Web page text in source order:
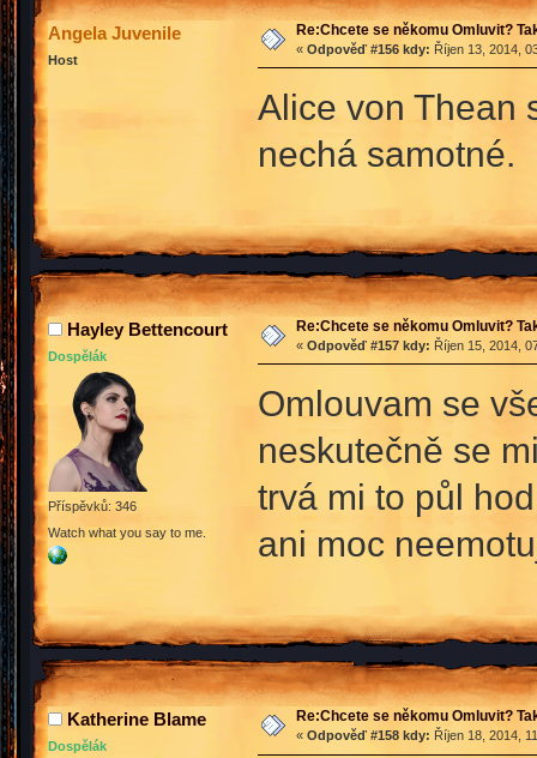
Angela Juvenile
Host
Re:Chcete se někomu Omluvit?
« Odpověď #156 kdy: Říjen 13, 2014,
Alice von Thean
nechá samotné.
Hayley Bettencourt
Dospělák
Příspěvků: 346
Watch what you say to me.
Re:Chcete se někomu Omluvit?
« Odpověď #157 kdy: Říjen 15, 2014,
Omlouvam se
neskutečně se
trvá mi to půl
ani moc
Katherine Blame
Dospělák
Re:Chcete se někomu Omluvit?
« Odpověď #158 kdy: Říjen 18, 2014,